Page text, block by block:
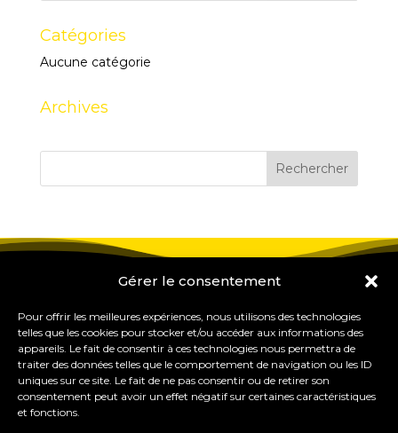
Gérer le consentement
Pour offrir les meilleures expériences, nous utilisons des technologies
telles que les cookies pour stocker et/ou accéder aux informations des
appareils. Le fait de consentir à ces technologies nous permettra de
traiter des données telles que le comportement de navigation ou les ID
uniques sur ce site. Le fait de ne pas consentir ou de retirer son
consentement peut avoir un effet négatif sur certaines caractéristiques
et fonctions.
Catégories
Aucune catégorie
Archives